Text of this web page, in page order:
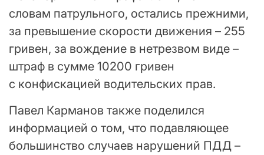
словам патрульного, остались прежними,
за превышение скорости движения – 255
гривен, за вождение в нетрезвом виде –
штраф в сумме 10200 гривен
с конфискацией водительских прав.
Павел Карманов также поделился
информацией о том, что подавляющее
большинство случаев нарушений ПДД –